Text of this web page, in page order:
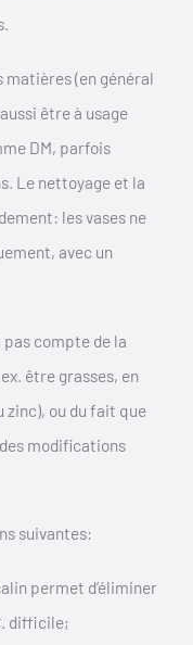
matières (en général
être à usage
DM, parfois
Le nettoyage et la
les vases ne
avec un
compte de la
être grasses, en
zinc), ou du fait que
modifications
suivantes:
permet d’éliminer
difficile;